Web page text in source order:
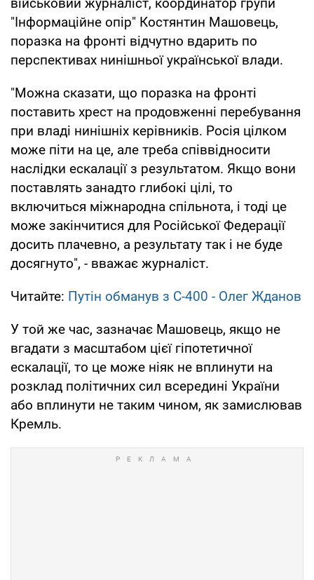
"Інформаційне опір" Костянтин Машовець,
поразка на фронті відчутно вдарить по
перспективах нинішньої української влади.
"Можна сказати, що поразка на фронті
поставить хрест на продовженні перебування
при владі нинішніх керівників. Росія цілком
може піти на це, але треба співвідносити
наслідки ескалації з результатом. Якщо вони
поставлять занадто глибокі цілі, то
включиться міжнародна спільнота, і тоді це
може закінчитися для Російської Федерації
досить плачевно, а результату так і не буде
досягнуто", - вважає журналіст.
Читайте: Путін обманув з С-400 - Олег Жданов
У той же час, зазначає Машовець, якщо не
вгадати з масштабом цієї гіпотетичної
ескалації, то це може ніяк не вплинути на
розклад політичних сил всередині України
або вплинути не таким чином, як замислював
Кремль.